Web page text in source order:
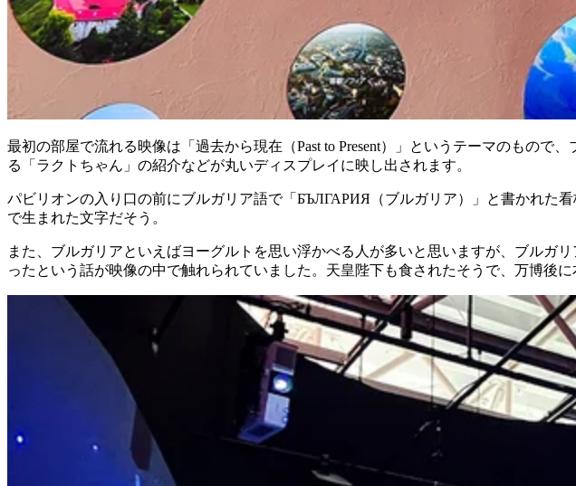
最初の部屋で流れる映像は「過去から現在（Past to Present）」というテーマのもの
る「ラクトちゃん」の紹介などが丸いディスプレイに映し出されます。
パビリオンの入り口の前にブルガリア語で「БЪЛГАРИЯ（ブルガリア）」と書かれた
で生まれた文字だそう。
また、ブルガリアといえばヨーグルトを思い浮かべる人が多いと思いますが、ブルガ
ったという話が映像の中で触れられていました。天皇陛下も食されたそうで、万博後